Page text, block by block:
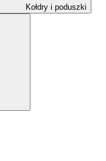
Kołdry i poduszki